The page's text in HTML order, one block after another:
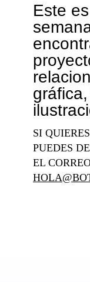
Este
SI
PUEDES
EL